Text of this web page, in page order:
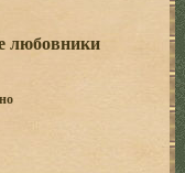
любовники